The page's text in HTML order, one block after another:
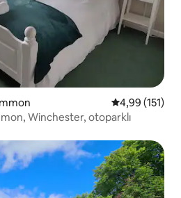
5 üzerinden
4,99 (151)
Winchester, otoparklı
en beğenilenler arasında